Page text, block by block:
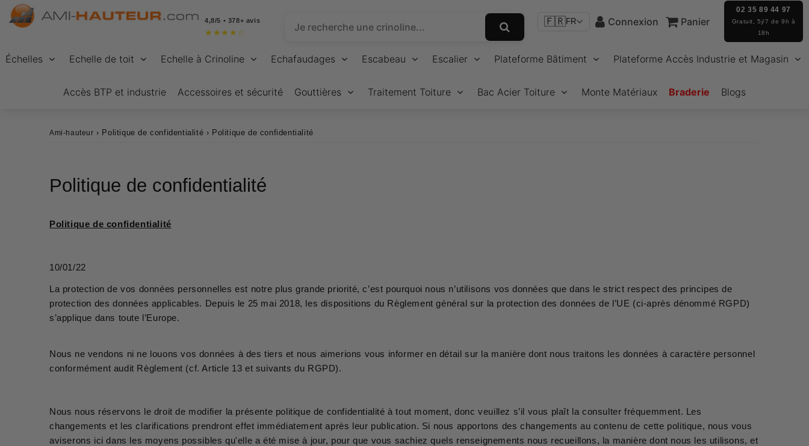
4,8/5 • 378+ avis
★ ★ ★ ★ ☆
🇫🇷FR Connexion Panier
02 35 89 44 97
Gratuit, 5j/7 de 9h à
18h
Échelles Echelle de toit Echelle à Crinoline Echafaudages Escabeau Escalier Plateforme Bâtiment Plateforme Accès Industrie et Magasin
Accès BTP et industrie Accessoires et sécurité Gouttières Traitement Toiture Bac Acier Toiture Monte Matériaux Braderie Blogs
Ami-hauteur › Politique de confidentialité › Politique de confidentialité
Politique de confidentialité
Politique de confidentialité
10/01/22
La protection de vos données personnelles est notre plus grande priorité, c’est pourquoi nous n’utilisons vos données que dans le strict respect des principes de
protection des données applicables. Depuis le 25 mai 2018, les dispositions du Règlement général sur la protection des données de l’UE (ci-après dénommé RGPD)
s’applique dans toute l’Europe.
Nous ne vendons ni ne louons vos données à des tiers et nous aimerions vous informer en détail sur la manière dont nous traitons les données à caractère personnel
conformément audit Règlement (cf. Article 13 et suivants du RGPD).
Nous nous réservons le droit de modifier la présente politique de confidentialité à tout moment, donc veuillez s’il vous plaît la consulter fréquemment. Les
changements et les clarifications prendront effet immédiatement après leur publication. Si nous apportons des changements au contenu de cette politique, nous vous
aviserons ici dans les moyens possibles qu'elle a été mise à jour, pour que vous sachiez quels renseignements nous recueillons, la manière dont nous les utilisons, et